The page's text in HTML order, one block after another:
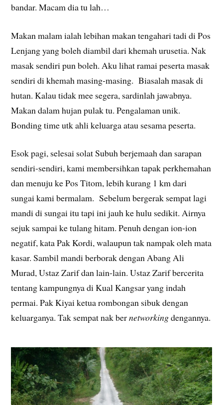
bandar. Macam dia tu lah…
Makan malam ialah lebihan makan tengahari tadi di Pos
Lenjang yang boleh diambil dari khemah urusetia. Nak
masak sendiri pun boleh. Aku lihat ramai peserta masak
sendiri di khemah masing-masing. Biasalah masak di
hutan. Kalau tidak mee segera, sardinlah jawabnya.
Makan dalam hujan pulak tu. Pengalaman unik.
Bonding time utk ahli keluarga atau sesama peserta.
Esok pagi, selesai solat Subuh berjemaah dan sarapan
sendiri-sendiri, kami membersihkan tapak perkhemahan
dan menuju ke Pos Titom, lebih kurang 1 km dari
sungai kami bermalam. Sebelum bergerak sempat lagi
mandi di sungai itu tapi ini jauh ke hulu sedikit. Airnya
sejuk sampai ke tulang hitam. Penuh dengan ion-ion
negatif, kata Pak Kordi, walaupun tak nampak oleh mata
kasar. Sambil mandi berborak dengan Abang Ali
Murad, Ustaz Zarif dan lain-lain. Ustaz Zarif bercerita
tentang kampungnya di Kual Kangsar yang indah
permai. Pak Kiyai ketua rombongan sibuk dengan
keluarganya. Tak sempat nak bernetworkingdengannya.